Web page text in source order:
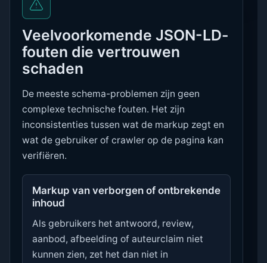
Veelvoorkomende JSON-LD-
fouten die vertrouwen
schaden
De meeste schema-problemen zijn geen
complexe technische fouten. Het zijn
inconsistenties tussen wat de markup zegt en
wat de gebruiker of crawler op de pagina kan
verifiëren.
Markup van verborgen of ontbrekende
inhoud
Als gebruikers het antwoord, review,
aanbod, afbeelding of auteurclaim niet
kunnen zien, zet het dan niet in